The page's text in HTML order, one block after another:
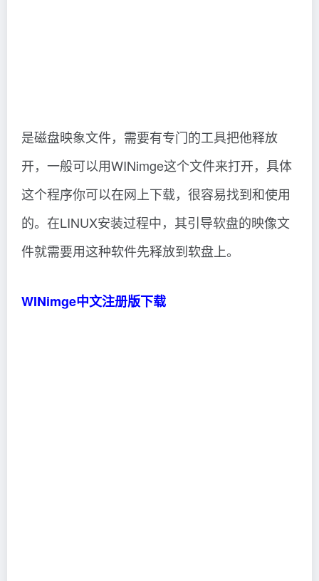
是磁盘映象文件，需要有专门的工具把他释放
开，一般可以用WINimge这个文件来打开，具体
这个程序你可以在网上下载，很容易找到和使用
件就需要用这种软件先释放到软盘上。